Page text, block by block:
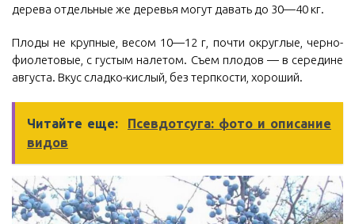
дерева отдельные же деревья могут давать до 30—40 кг.
Плоды не крупные, весом 10—12 г, почти округлые, черно-
фиолетовые, с густым налетом. Съем плодов — в середине
августа. Вкус сладко-кислый, без терпкости, хороший.
Читайте еще:
Псевдотсуга: фото и описание
видов